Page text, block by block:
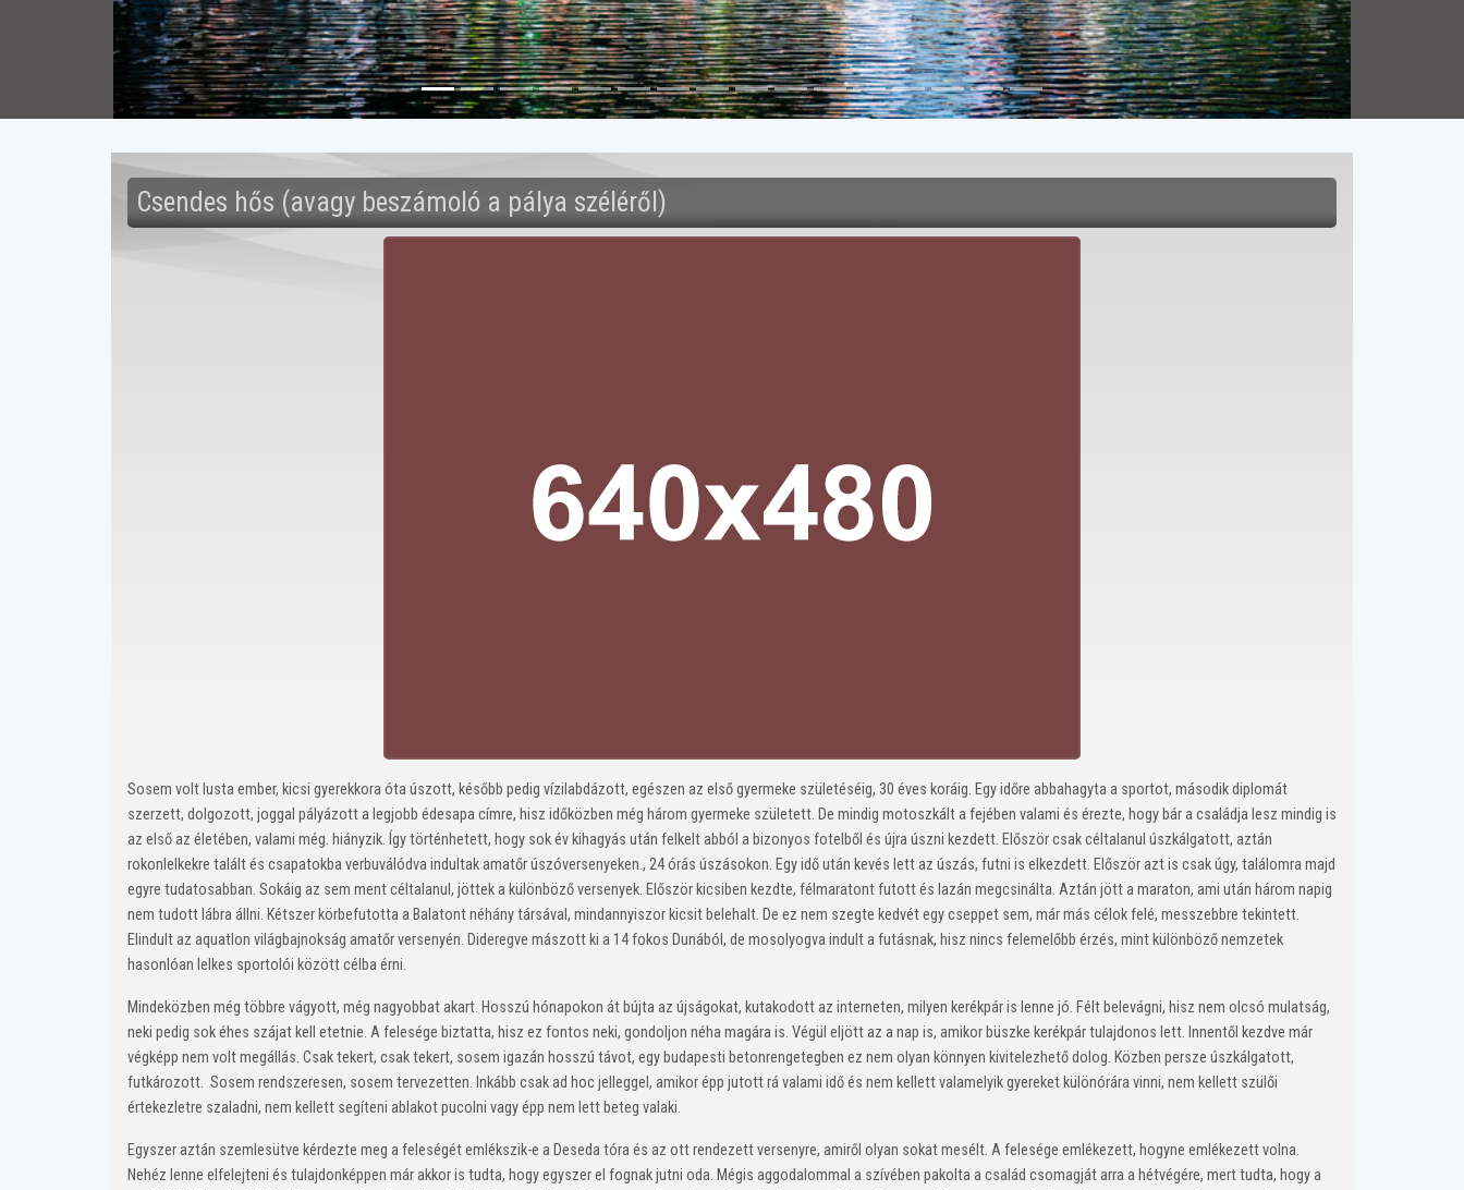
Csendes hős (avagy beszámoló a pálya széléről)
Sosem volt lusta ember, kicsi gyerekkora óta úszott, később pedig vízilabdázott, egészen az első gyermeke születéséig, 30 éves koráig. Egy időre abbahagyta a sportot, második diplomát
szerzett, dolgozott, joggal pályázott a legjobb édesapa címre, hisz időközben még három gyermeke született. De mindig motoszkált a fejében valami és érezte, hogy bár a családja lesz mindig is
az első az életében, valami még. hiányzik. Így történhetett, hogy sok év kihagyás után felkelt abból a bizonyos fotelből és újra úszni kezdett. Először csak céltalanul úszkálgatott, aztán
rokonlelkekre talált és csapatokba verbuválódva indultak amatőr úszóversenyeken., 24 órás úszásokon. Egy idő után kevés lett az úszás, futni is elkezdett. Először azt is csak úgy, találomra majd
egyre tudatosabban. Sokáig az sem ment céltalanul, jöttek a különböző versenyek. Először kicsiben kezdte, félmaratont futott és lazán megcsinálta. Aztán jött a maraton, ami után három napig
nem tudott lábra állni. Kétszer körbefutotta a Balatont néhány társával, mindannyiszor kicsit belehalt. De ez nem szegte kedvét egy cseppet sem, már más célok felé, messzebbre tekintett.
Elindult az aquatlon világbajnokság amatőr versenyén. Dideregve mászott ki a 14 fokos Dunából, de mosolyogva indult a futásnak, hisz nincs felemelőbb érzés, mint különböző nemzetek
hasonlóan lelkes sportolói között célba érni.
Mindeközben még többre vágyott, még nagyobbat akart. Hosszú hónapokon át bújta az újságokat, kutakodott az interneten, milyen kerékpár is lenne jó. Félt belevágni, hisz nem olcsó mulatság,
neki pedig sok éhes szájat kell etetnie. A felesége biztatta, hisz ez fontos neki, gondoljon néha magára is. Végül eljött az a nap is, amikor büszke kerékpár tulajdonos lett. Innentől kezdve már
végképp nem volt megállás. Csak tekert, csak tekert, sosem igazán hosszú távot, egy budapesti betonrengetegben ez nem olyan könnyen kivitelezhető dolog. Közben persze úszkálgatott,
futkározott. Sosem rendszeresen, sosem tervezetten. Inkább csak ad hoc jelleggel, amikor épp jutott rá valami idő és nem kellett valamelyik gyereket különórára vinni, nem kellett szülői
értekezletre szaladni, nem kellett segíteni ablakot pucolni vagy épp nem lett beteg valaki.
Egyszer aztán szemlesütve kérdezte meg a feleségét emlékszik-e a Deseda tóra és az ott rendezett versenyre, amiről olyan sokat mesélt. A felesége emlékezett, hogyne emlékezett volna.
Nehéz lenne elfelejteni és tulajdonképpen már akkor is tudta, hogy egyszer el fognak jutni oda. Mégis aggodalommal a szívében pakolta a család csomagját arra a hétvégére, mert tudta, hogy a